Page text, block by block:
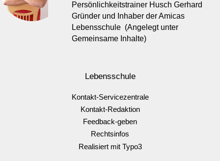
Persönlichkeitstrainer Husch Gerhard
Gründer und Inhaber der Amicas
Lebensschule (Angelegt unter
Gemeinsame Inhalte)
Lebensschule
Kontakt-Servicezentrale
Kontakt-Redaktion
Feedback-geben
Rechtsinfos
Realisiert mit Typo3